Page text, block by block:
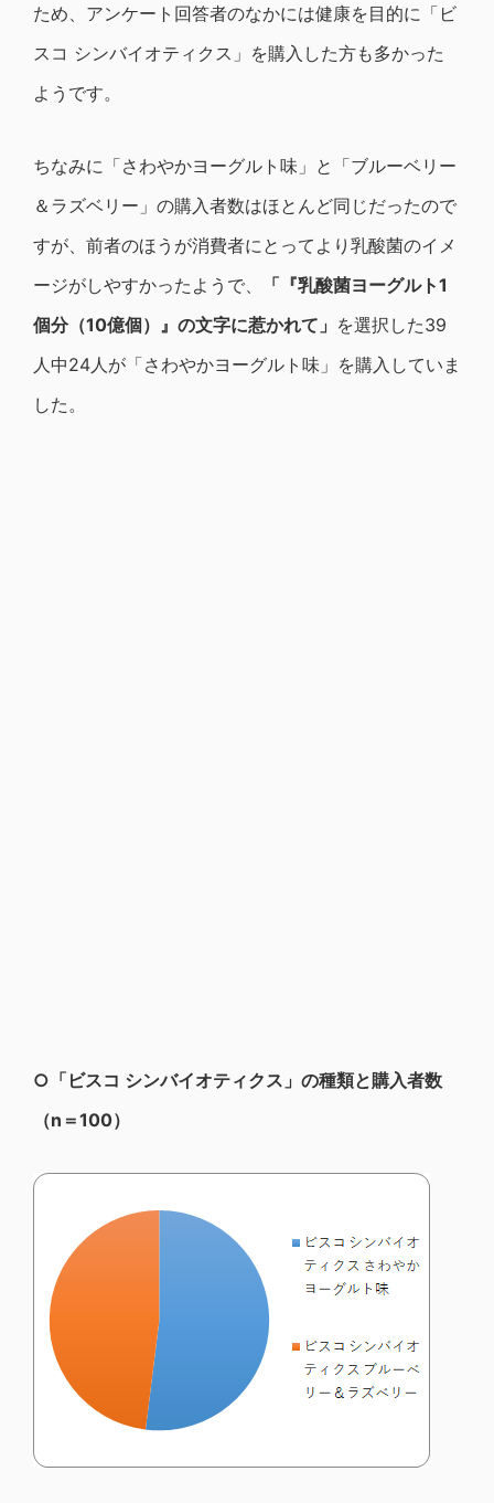
ため、アンケート回答者のなかには健康を目的に「ビ
スコ シンバイオティクス」を購入した方も多かった
ようです。
ちなみに「さわやかヨーグルト味」と「ブルーベリー
＆ラズベリー」の購入者数はほとんど同じだったので
すが、前者のほうが消費者にとってより乳酸菌のイメ
ージがしやすかったようで、
「『乳酸菌ヨーグルト1
個分（10億個）』の文字に惹かれて」 を選択した39
人中24人が「さわやかヨーグルト味」を購入していま
した。
○「ビスコ シンバイオティクス」の種類と購入者数
（n ＝100）